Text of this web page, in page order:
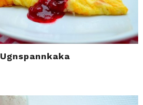
Ugnspannkaka